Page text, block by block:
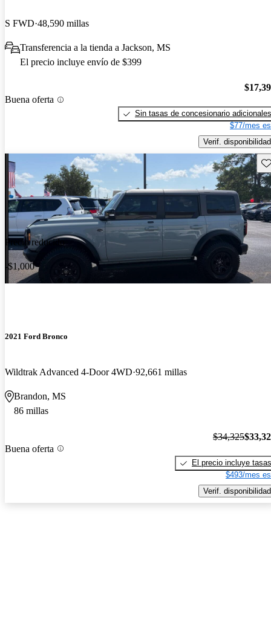
S FWD 48,590 millas
Transferencia a la tienda a Jackson, MS
El precio incluye envío de $399
Buena oferta
Sin tasas de concesionario adicionales
$77/mes
Verif. disponibilidad
Precio reducido
-$1,000
2021 Ford Bronco
Wildtrak Advanced 4-Door 4WD 92,661 millas
Brandon, MS
86 millas
Buena oferta
$34,325
El precio incluye tasas
$493/mes
Verif. disponibilidad